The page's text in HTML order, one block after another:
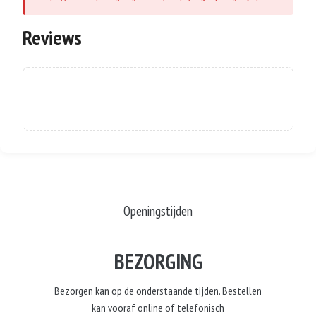
Reviews
Openingstijden
BEZORGING
Bezorgen kan op de onderstaande tijden. Bestellen
kan vooraf online of telefonisch